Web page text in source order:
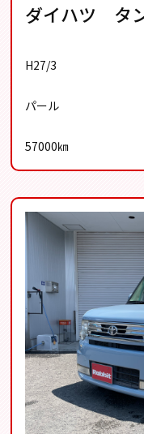
ダイハツ タ
H27/3
パール
57000㎞